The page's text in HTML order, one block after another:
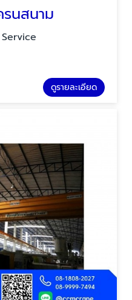
นสนาม
ดูรายละเอียด